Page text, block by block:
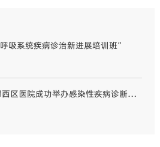
吸系统疾病诊治新进展培训班”
精准检验护航健康！成都西区医院成功举办感染性疾病诊断新技术及质控培训班